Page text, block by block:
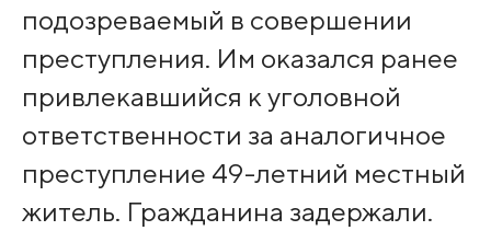
подозреваемый в совершении
преступления. Им оказался ранее
привлекавшийся к уголовной
ответственности за аналогичное
преступление 49-летний местный
житель. Гражданина задержали.